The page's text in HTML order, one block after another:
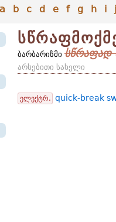
a b c d e f g h i j
ბარბარიზმი სწრაფად
არსებითი სახელი
ელექტრ. quick-break